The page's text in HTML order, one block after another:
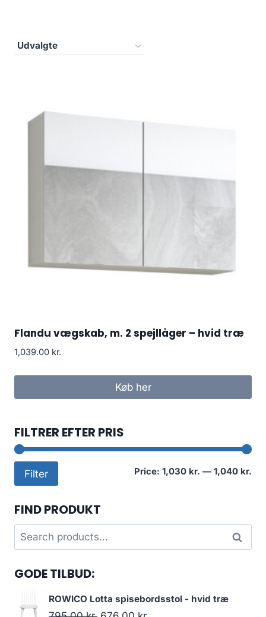
Flandu vægskab, m. 2 spejllåger – hvid træ
1,039.00 kr.
Køb her
FILTRER EFTER PRIS
Filter Price: 1,030 kr. — 1,040 kr.
FIND PRODUKT
Search
for:
Search
GODE TILBUD:
ROWICO Lotta spisebordsstol - hvid træ